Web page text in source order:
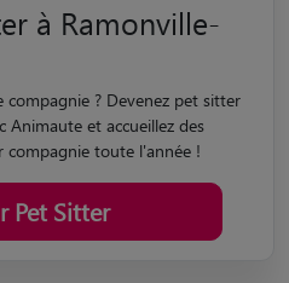
à Ramonville-
compagnie ? Devenez pet sitter
Animaute et accueillez des
toute l'année !
Pet Sitter